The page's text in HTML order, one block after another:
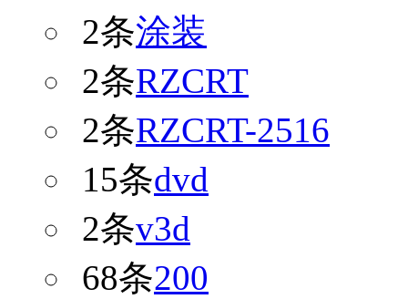
2条涂装
2条RZCRT
2条RZCRT-2516
15条dvd
2条v3d
68条200